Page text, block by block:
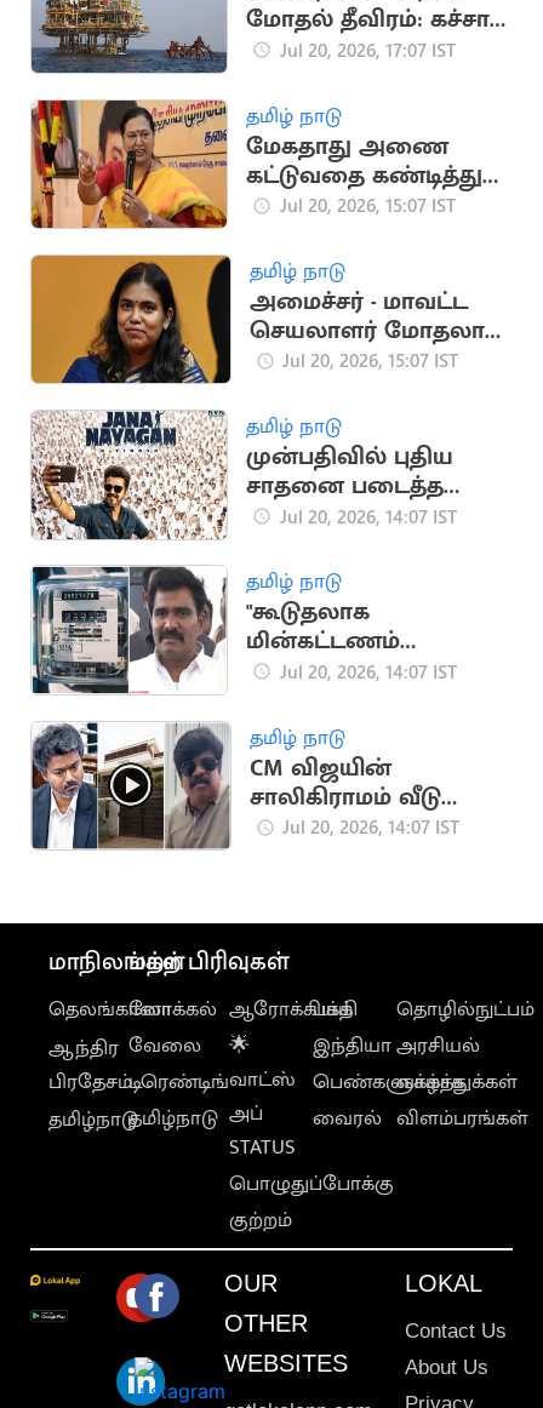
மோதல் தீவிரம்: கச்சா
எண்ணெய் தட்டுப்பாடு
Jul 20, 2026, 17:07 IST
தமிழ் நாடு
மேகதாது அணை
கட்டுவதை கண்டித்து
தேமுதிக போராட்டம்
Jul 20, 2026, 15:07 IST
தமிழ் நாடு
அமைச்சர் - மாவட்ட
செயலாளர் மோதலால்
தவெக பொதுக்கூட்டம்
Jul 20, 2026, 15:07 IST
தமிழ் நாடு
முன்பதிவில் புதிய
சாதனை படைத்த
ஜனநாயகன்
Jul 20, 2026, 14:07 IST
தமிழ் நாடு
"கூடுதலாக
மின்கட்டணம்
செலுத்தியிருந்தால்
கொள்ளப்படும்"..
அமைச்சர்
நிர்மல்குமார்
Jul 20, 2026, 14:07 IST
தமிழ் நாடு
CM விஜயின்
சாலிகிராமம் வீடு
இடிப்பு.. நடிகர்
Jul 20, 2026, 14:07 IST
மாநிலங்கள்
தெலங்கானா
ஆந்திர
பிரதேசம்
தமிழ்நாடு
மற்ற பிரிவுகள்
லோக்கல்
வேலை
டிரெண்டிங்
தமிழ்நாடு
ஆரோக்கியம்
🌟
வாட்ஸ்
அப்
STATUS
பொழுதுப்போக்கு
குற்றம்
பக்தி
இந்தியா
பெண்களுக்காக
வைரல்
தொழில்நுட்பம்
அரசியல்
வாழ்த்துக்கள்
விளம்பரங்கள்
OUR
OTHER
WEBSITES
LOKAL
Contact Us
About Us
Privacy